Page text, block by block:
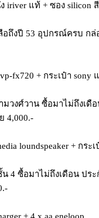
iriver แท้ + ซอง
ถึงปี 53 อุปกรณ์ครบ ก
fx720 + กระเป๋า sony
ามวงศ์วาน ซื้อมาไม่ถึง
4,000.-
loundspeaker + กระ
น 4 ซื้อมาไม่ถึงเดือน ป